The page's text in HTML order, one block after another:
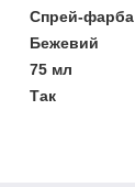
Спрей-фарба
Бежевий
75 мл
Так